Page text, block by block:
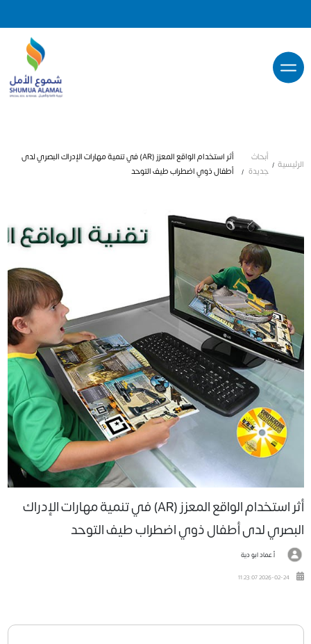
الرئيسية
أبحاث
جديدة
أثر استخدام الواقع المعزز (AR) في تنمية مهارات الإدراك البصري لدى
أطفال ذوي اضطراب طيف التوحد
أثر استخدام الواقع المعزز (AR) في تنمية مهارات الإدراك
البصري لدى أطفال ذوي اضطراب طيف التوحد
أ.عماد ابو دية
2026-02-24 11:23:07